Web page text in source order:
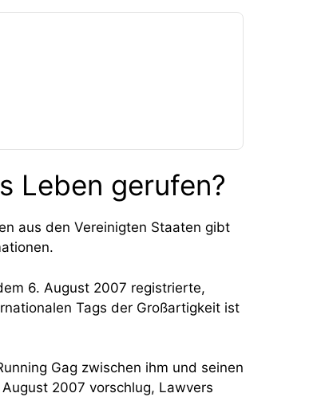
Leben gerufen?
aus den Vereinigten Staaten gibt
6. August 2007 registrierte,
Tags der Großartigkeit ist
Gag zwischen ihm und seinen
2007 vorschlug, Lawvers